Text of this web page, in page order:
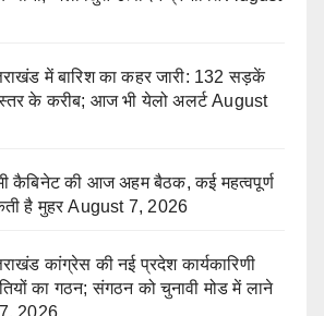
में बारिश का कहर जारी: 132 सड़कें
स्तर के करीब; आज भी येलो अलर्ट August
कैबिनेट की आज अहम बैठक, कई महत्वपूर्ण
है मुहर August 7, 2026
कांग्रेस की नई प्रदेश कार्यकारिणी
का गठन; संगठन को चुनावी मोड में लाने
2026